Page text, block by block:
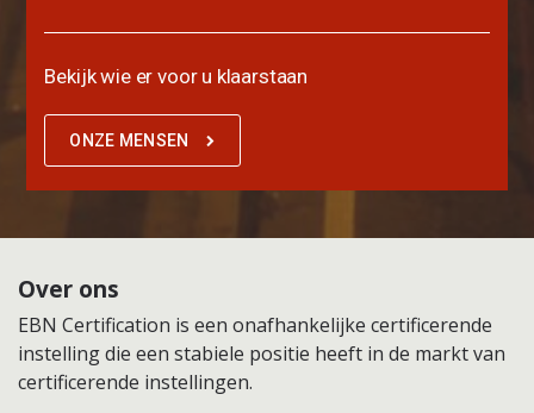
Bekijk wie er voor u klaarstaan
ONZE MENSEN
Over ons
EBN Certification is een onafhankelijke certificerende
instelling die een stabiele positie heeft in de markt van
certificerende instellingen.